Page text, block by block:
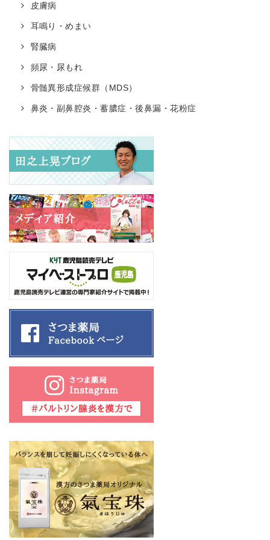
皮膚病
耳鳴り・めまい
腎臓病
頻尿・尿もれ
骨髄異形成症候群（MDS）
鼻炎・副鼻腔炎・蓄膿症・後鼻漏・花粉症